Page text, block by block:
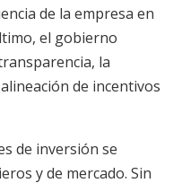
de la empresa en
el gobierno
la
de incentivos
de inversión se
y de mercado. Sin